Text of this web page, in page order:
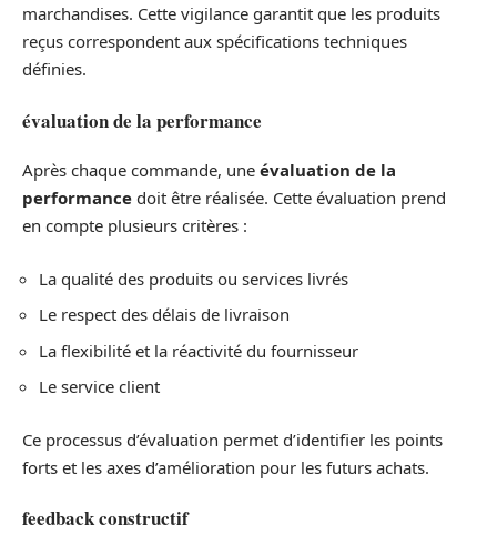
marchandises. Cette vigilance garantit que les produits
reçus correspondent aux spécifications techniques
définies.
évaluation de la performance
Après chaque commande, une évaluation de la
performance doit être réalisée. Cette évaluation prend
en compte plusieurs critères :
La qualité des produits ou services livrés
Le respect des délais de livraison
La flexibilité et la réactivité du fournisseur
Le service client
Ce processus d’évaluation permet d’identifier les points
forts et les axes d’amélioration pour les futurs achats.
feedback constructif